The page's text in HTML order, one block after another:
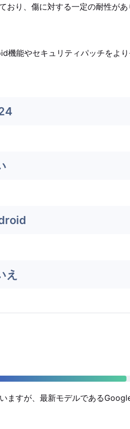
り、傷に対する一定の耐性があ
能やセキュリティパッチをより
え
ますが、最新モデルである